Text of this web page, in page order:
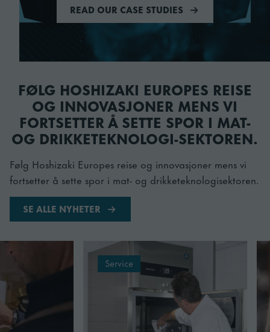
READ OUR CASE STUDIES
FØLG HOSHIZAKI EUROPES REISE
OG INNOVASJONER MENS VI
FORTSETTER Å SETTE SPOR I MAT-
OG DRIKKETEKNOLOGI-SEKTOREN.
Følg Hoshizaki Europes reise og innovasjoner mens vi
fortsetter å sette spor i mat- og drikketeknologisektoren.
SE ALLE NYHETER
DCM Cubelet is-/vanndispenser
Les mer om How to clean your Hoshizaki cabinet
Les mer om